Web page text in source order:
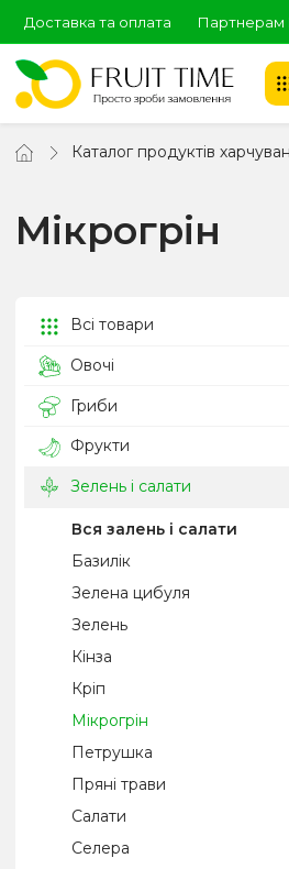
Доставка та оплата Партнерам
Каталог продуктів
Мікрогрін
Всі товари
Овочі
Гриби
Фрукти
Зелень і салати
Вся залень і салати
Базилік
Зелена цибуля
Зелень
Кінза
Кріп
Мікрогрін
Петрушка
Пряні трави
Салати
Селера